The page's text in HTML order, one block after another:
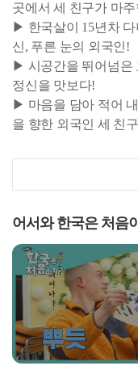
곳에서 세 친구가 마
▶ 한국살이 15년차
신, 푸른 눈의 외국인!
▶ 시공간을 뛰어넘은
정신을 맛보다!
▶ 마음을 담아 적어
을 향한 외국인 세 친
어서와 한국은 처음